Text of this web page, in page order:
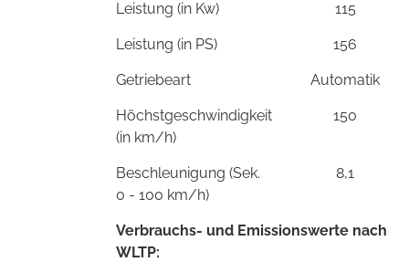
Leistung (in Kw) 115
Leistung (in PS) 156
Getriebeart Automatik
Höchstgeschwindigkeit
(in km/h)
150
Beschleunigung (Sek.
0 - 100 km/h)
8,1
Verbrauchs- und Emissionswerte nach
WLTP: